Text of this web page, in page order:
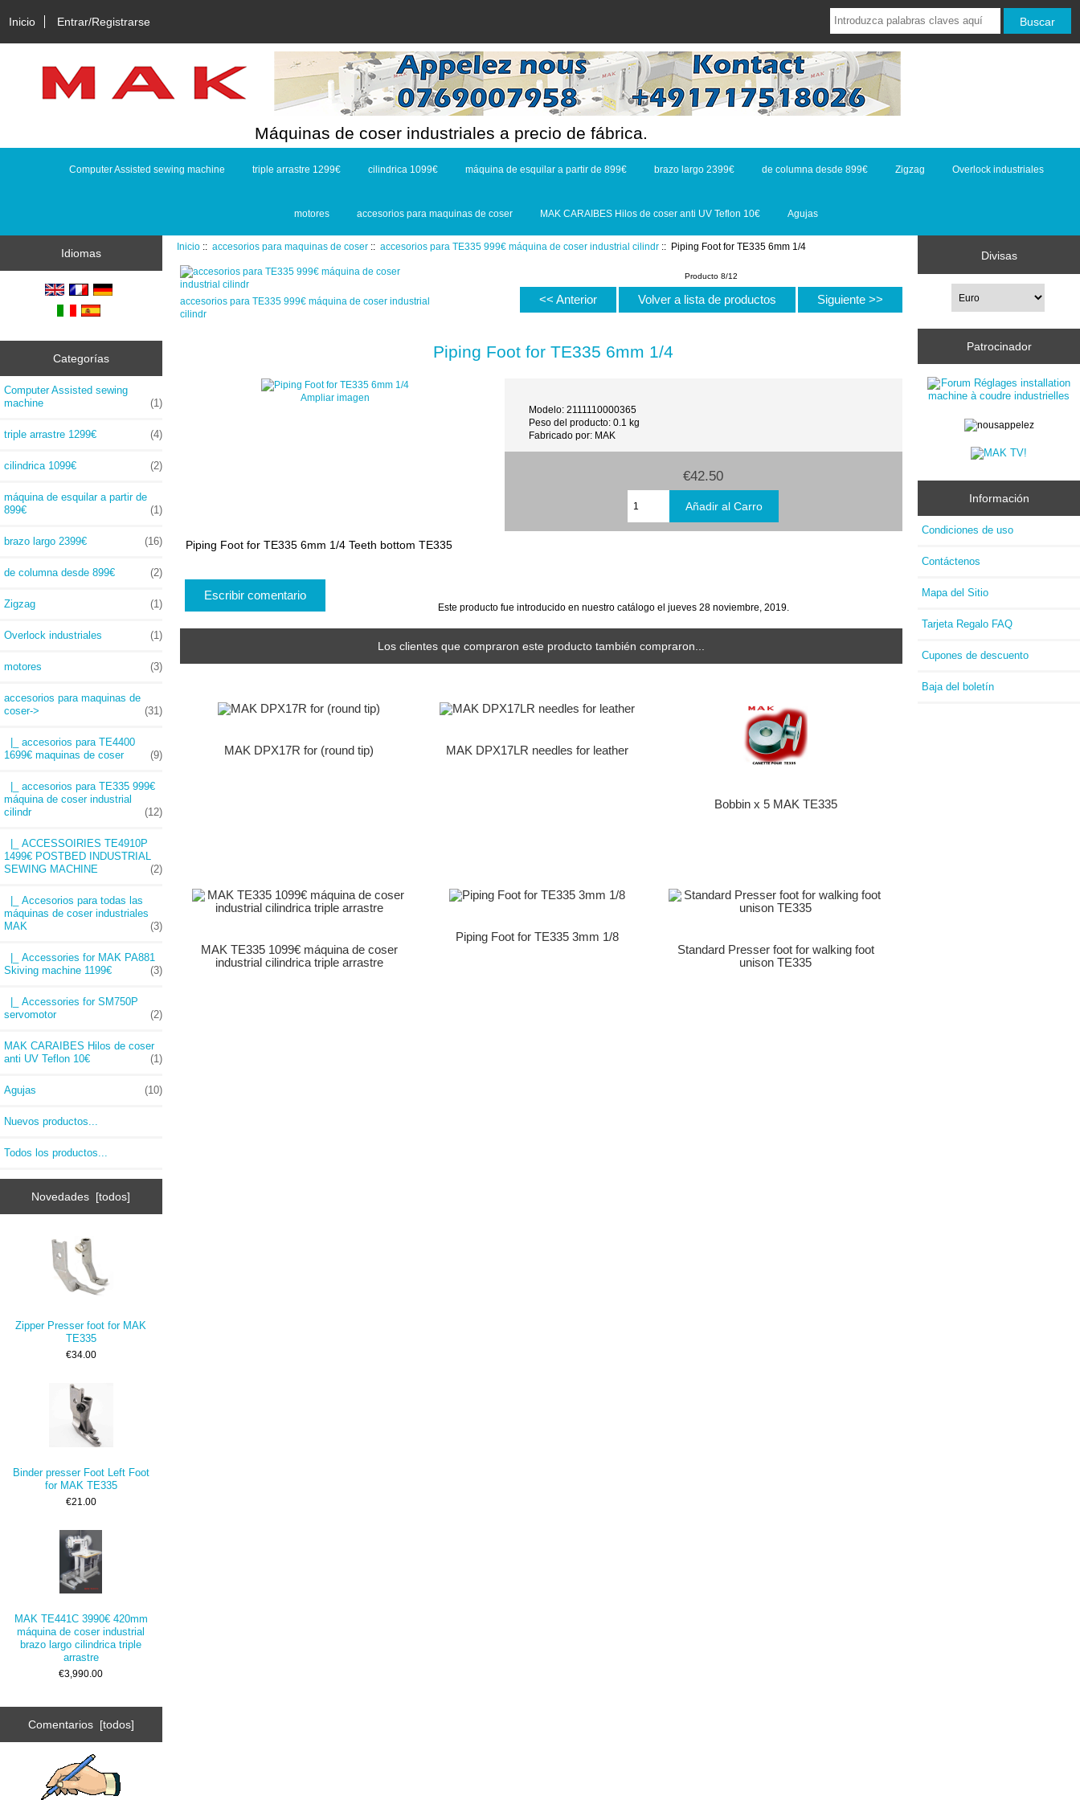
Inicio Entrar/Registrarse
Máquinas de coser industriales a precio de fábrica.
Computer Assisted sewing machine triple arrastre 1299€ cilindrica 1099€ máquina de esquilar a partir de 899€ brazo largo 2399€ de columna desde 899€ Zigzag Overlock industriales
motores accesorios para maquinas de coser MAK CARAIBES Hilos de coser anti UV Teflon 10€ Agujas
Idiomas
Categorías
Computer Assisted sewing
machine
(1)
triple arrastre 1299€ (4)
cilindrica 1099€ (2)
máquina de esquilar a partir de
899€
(1)
brazo largo 2399€ (16)
de columna desde 899€ (2)
Zigzag (1)
Overlock industriales (1)
motores (3)
accesorios para maquinas de
coser-> (31)
|_ accesorios para TE4400
1699€ maquinas de coser
(9)
|_ accesorios para TE335 999€
máquina de coser industrial
cilindr
(12)
|_ ACCESSOIRIES TE4910P
1499€ POSTBED INDUSTRIAL
SEWING MACHINE
(2)
|_ Accesorios para todas las
máquinas de coser industriales
MAK
(3)
|_ Accessories for MAK PA881
Skiving machine 1199€
(3)
|_ Accessories for SM750P
servomotor
(2)
MAK CARAIBES Hilos de coser
anti UV Teflon 10€
(1)
Agujas (10)
Nuevos productos...
Todos los productos...
Novedades [todos]
Zipper Presser foot for MAK
TE335
€34.00
Binder presser Foot Left Foot
for MAK TE335
€21.00
MAK TE441C 3990€ 420mm
máquina de coser industrial
brazo largo cilindrica triple
arrastre
€3,990.00
Comentarios [todos]
Inicio ::accesorios para maquinas de coser ::accesorios para TE335 999€ máquina de coser industrial cilindr :: Piping Foot for TE335 6mm 1/4
accesorios para TE335 999€ máquina de coser industrial
cilindr
Producto 8/12
<< Anterior Volver a lista de productos Siguiente >>
Piping Foot for TE335 6mm 1/4
Ampliar imagen
Modelo: 2111110000365
Peso del producto: 0.1 kg
Fabricado por: MAK
€42.50
Piping Foot for TE335 6mm 1/4 Teeth bottom TE335
Escribir comentario
Este producto fue introducido en nuestro catálogo el jueves 28 noviembre, 2019.
Los clientes que compraron este producto también compraron...
MAK DPX17R for (round tip) MAK DPX17LR needles for leather
Bobbin x 5 MAK TE335
MAK TE335 1099€ máquina de coser
industrial cilindrica triple arrastre
Piping Foot for TE335 3mm 1/8
Standard Presser foot for walking foot
unison TE335
Divisas
Patrocinador
Información
Condiciones de uso
Contáctenos
Mapa del Sitio
Tarjeta Regalo FAQ
Cupones de descuento
Baja del boletín